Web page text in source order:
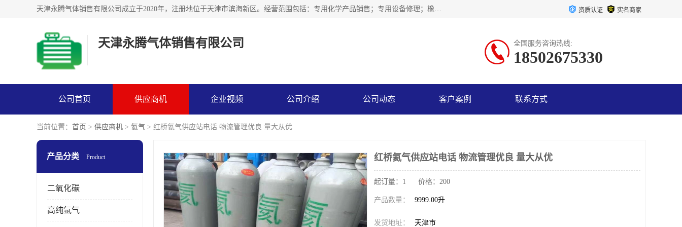
天津永腾气体销售有限公司成立于2020年，注册地位于天津市滨海新区。经营范围包括：专用化学产品销售；专用设备修理；橡胶制品销售；气体压缩机械销售；特种设备销售；仪器仪表销售；机械设备租赁；五金产品批发；食品添加剂销售等，主要供应：氧气、乙炔、氮气、氩气、氢气、氦气、液氨、液氮、一氧化碳、二氧化碳等，各种工业气体，高纯气体，食品级气体。 资质认证 实名商家
天津永腾气体销售有限公司 全国服务咨询热线:
18502675330
公司首页 供应商机 企业视频 公司介绍 公司动态 客户案例 联系方式
当前位置： 首页 > 供应商机 > 氦气 > 红桥氦气供应站电话 物流管理优良 量大从优
产品分类 Product
二氧化碳
高纯氩气
红桥氦气供应站电话 物流管理优良 量大从优
起订量：1 价格：200
产品数量： 9999.00升
发货地址： 天津市